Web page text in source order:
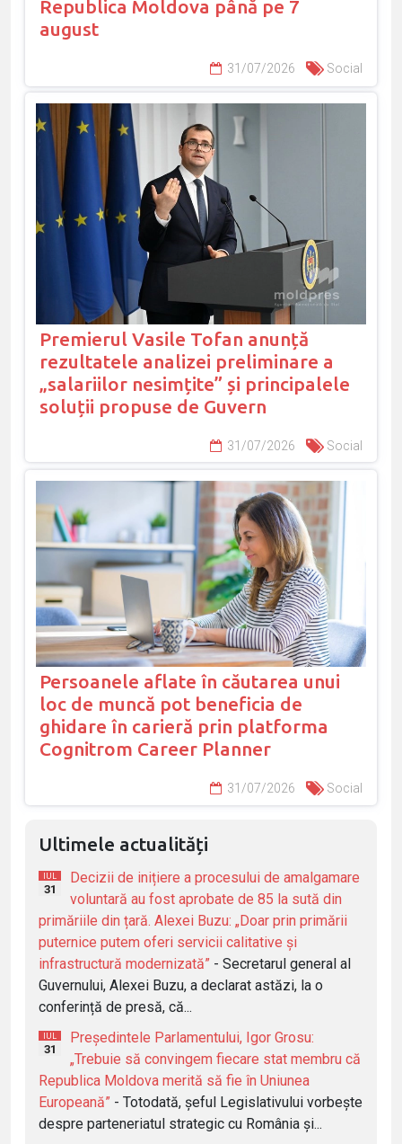
Republica Moldova până pe 7
august
31/07/2026 Social
Premierul Vasile Tofan anunță
rezultatele analizei preliminare a
„salariilor nesimțite” și principalele
soluții propuse de Guvern
31/07/2026 Social
Persoanele aflate în căutarea unui
loc de muncă pot beneficia de
ghidare în carieră prin platforma
Cognitrom Career Planner
31/07/2026 Social
Ultimele actualități
IUL
31
Decizii de inițiere a procesului de amalgamare
voluntară au fost aprobate de 85 la sută din
primăriile din țară. Alexei Buzu: „Doar prin primării
puternice putem oferi servicii calitative și
infrastructură modernizată” - Secretarul general al
Guvernului, Alexei Buzu, a declarat astăzi, la o
conferință de presă, că...
IUL
31
Președintele Parlamentului, Igor Grosu:
„Trebuie să convingem fiecare stat membru că
Republica Moldova merită să fie în Uniunea
Europeană” - Totodată, șeful Legislativului vorbește
despre parteneriatul strategic cu România și...